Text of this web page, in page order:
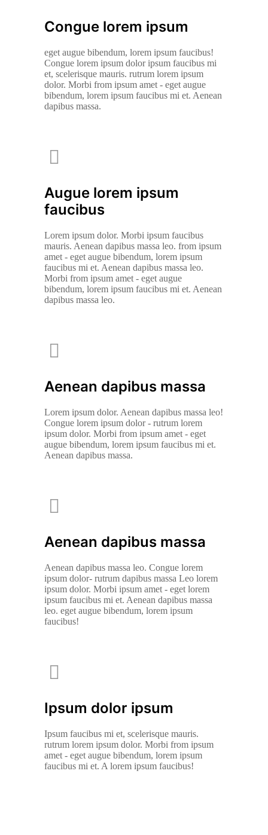
Congue lorem ipsum
eget augue bibendum, lorem ipsum faucibus!
Congue lorem ipsum dolor ipsum faucibus mi
et, scelerisque mauris. rutrum lorem ipsum
dolor. Morbi from ipsum amet - eget augue
bibendum, lorem ipsum faucibus mi et. Aenean
dapibus massa.
Augue lorem ipsum
faucibus
Lorem ipsum dolor. Morbi ipsum faucibus
mauris. Aenean dapibus massa leo. from ipsum
amet - eget augue bibendum, lorem ipsum
faucibus mi et. Aenean dapibus massa leo.
Morbi from ipsum amet - eget augue
bibendum, lorem ipsum faucibus mi et. Aenean
dapibus massa leo.
Aenean dapibus massa
Lorem ipsum dolor. Aenean dapibus massa leo!
Congue lorem ipsum dolor - rutrum lorem
ipsum dolor. Morbi from ipsum amet - eget
augue bibendum, lorem ipsum faucibus mi et.
Aenean dapibus massa.
Aenean dapibus massa
Aenean dapibus massa leo. Congue lorem
ipsum dolor- rutrum dapibus massa Leo lorem
ipsum dolor. Morbi ipsum amet - eget lorem
ipsum faucibus mi et. Aenean dapibus massa
leo. eget augue bibendum, lorem ipsum
faucibus!
Ipsum dolor ipsum
Ipsum faucibus mi et, scelerisque mauris.
rutrum lorem ipsum dolor. Morbi from ipsum
amet - eget augue bibendum, lorem ipsum
faucibus mi et. A lorem ipsum faucibus!